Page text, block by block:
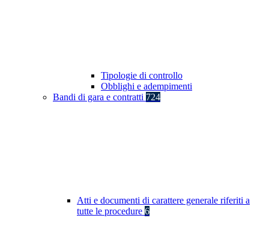
Tipologie di controllo
Obblighi e adempimenti
Bandi di gara e contratti 724
Atti e documenti di carattere generale riferiti a
tutte le procedure 6